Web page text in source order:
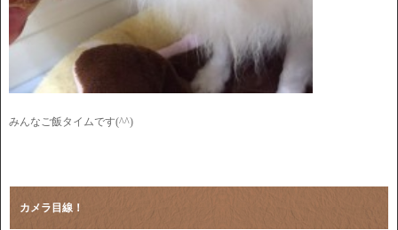
みんなご飯タイムです(^^)
カメラ目線！